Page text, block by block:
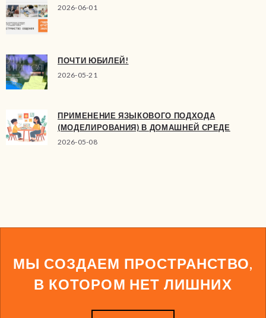
2026-06-01
ПОЧТИ ЮБИЛЕЙ!
2026-05-21
ПРИМЕНЕНИЕ ЯЗЫКОВОГО ПОДХОДА
(МОДЕЛИРОВАНИЯ) В ДОМАШНЕЙ СРЕДЕ
2026-05-08
МЫ СОЗДАЕМ ПРОСТРАНСТВО,
В КОТОРОМ НЕТ ЛИШНИХ